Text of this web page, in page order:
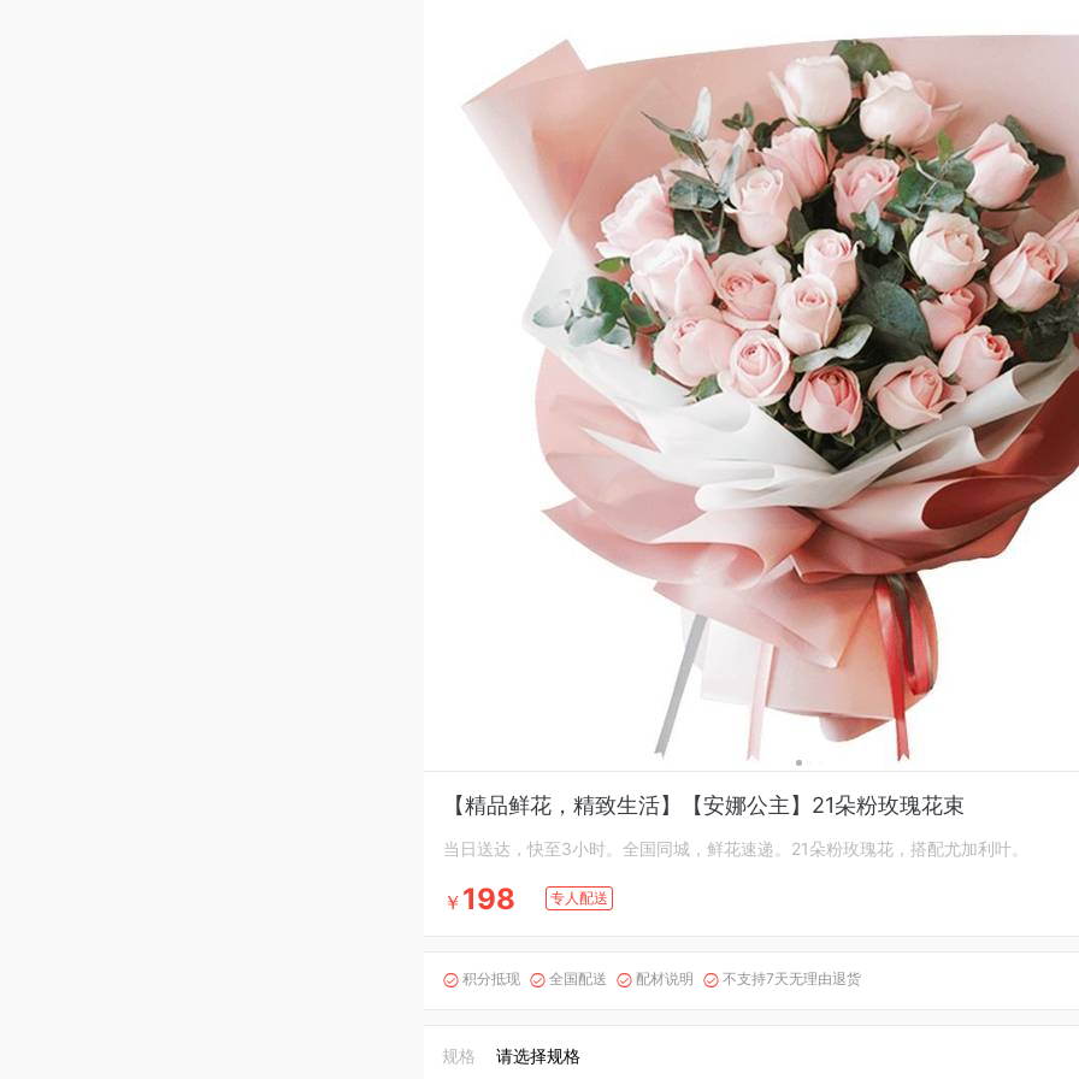
【精品鲜花，精致生活】【安娜公主】21朵粉玫瑰花束
当日送达，快至3小时。全国同城，鲜花速递。21朵粉玫瑰花，搭配尤加利叶。
￥ 198 专人配送
 积分抵现  全国配送  配材说明  不支持7天无理由退货
规格 请选择规格